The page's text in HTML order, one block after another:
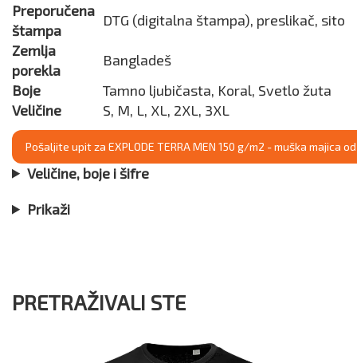
Preporučena
štampa
DTG (digitalna štampa), preslikač, sito
Zemlja
porekla
Bangladeš
Boje
Tamno ljubičasta, Koral, Svetlo žuta
Veličine
S, M, L, XL, 2XL, 3XL
Pošaljite upit za EXPLODE TERRA MEN 150 g/m2 - muška majica
Veličine, boje i šifre
Prikaži
PRETRAŽIVALI STE